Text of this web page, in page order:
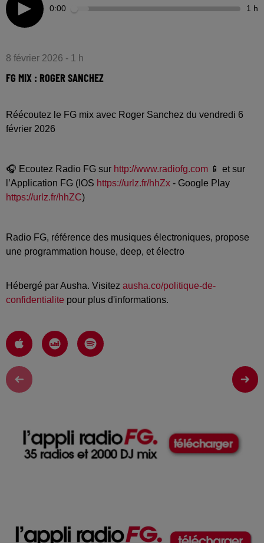
0:00 1 h
8 février 2026 - 1 h
FG MIX : ROGER SANCHEZ
Réécoutez le FG mix avec Roger Sanchez du vendredi 6
février 2026
🎧 Ecoutez Radio FG sur http://www.radiofg.com 📱 et sur
l’Application FG (IOS https://urlz.fr/hhZx - Google Play
https://urlz.fr/hhZC)
Radio FG, référence des musiques électroniques, propose
une programmation house, deep, et électro
Hébergé par Ausha. Visitez ausha.co/politique-de-
confidentialite pour plus d'informations.